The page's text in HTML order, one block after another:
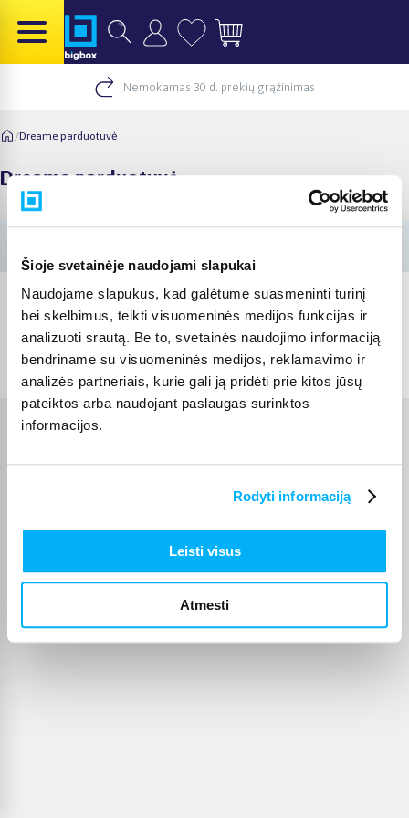
Šioje svetainėje naudojami slapukai
Naudojame slapukus, kad galėtume suasmeninti turinį
bei skelbimus, teikti visuomeninės medijos funkcijas ir
analizuoti srautą. Be to, svetainės naudojimo informaciją
bendriname su visuomeninės medijos, reklamavimo ir
analizės partneriais, kurie gali ją pridėti prie kitos jūsų
pateiktos arba naudojant paslaugas surinktos
informacijos.
Rodyti informaciją
Leisti visus
Atmesti
Nemokamas 30 d. prekių grąžinimas
/Dreame parduotuvė
Dreame parduotuvė
© 2012-